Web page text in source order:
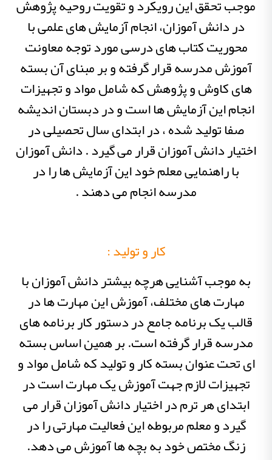
موجب تحقق این رویکرد و تقویت روحیه پژوهش
در دانش آموزان، انجام آزمایش های علمی با
محوریت کتاب های درسی مورد توجه معاونت
آموزش مدرسه قرار گرفته و بر مبنای آن بسته
های کاوش و پژوهش که شامل مواد و تجهیزات
انجام این آزمایش ها است و در دبستان اندیشه
صفا تولید شده ، در ابتدای سال تحصیلی در
اختیار دانش آموزان قرار می گیرد . دانش آموزان
با راهنمایی معلم خود این آزمایش ها را در
مدرسه انجام می دهند .
کار و تولید :
به موجب آشنایی هرچه بیشتر دانش آموزان با
مهارت های مختلف، آموزش این مهارت ها در
قالب یک برنامه جامع در دستور کار برنامه های
مدرسه قرار گرفته است. بر همین اساس بسته
ای تحت عنوان بسته کار و تولید که شامل مواد و
تجهیزات لازم جهت آموزش یک مهارت است در
ابتدای هر ترم در اختیار دانش آموزان قرار می
گیرد و معلم مربوطه این فعالیت مهارتی را در
زنگ مختص خود به بچه ها آموزش می دهد.